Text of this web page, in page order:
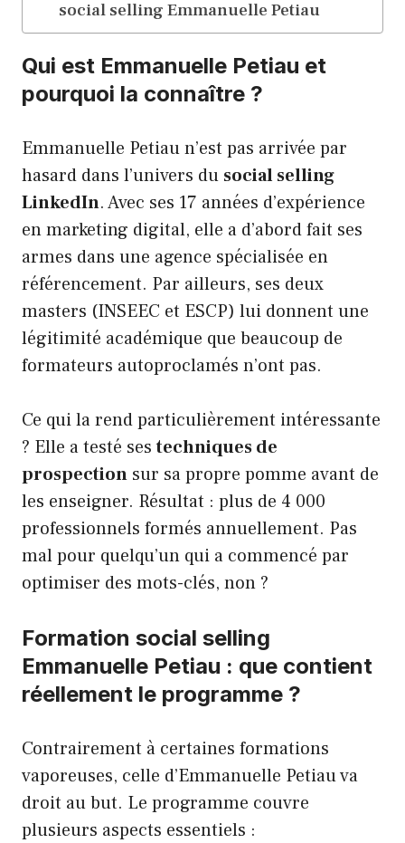
social selling Emmanuelle Petiau
Qui est Emmanuelle Petiau et
pourquoi la connaître ?
Emmanuelle Petiau n’est pas arrivée par
hasard dans l’univers du social selling
LinkedIn. Avec ses 17 années d’expérience
en marketing digital, elle a d’abord fait ses
armes dans une agence spécialisée en
référencement. Par ailleurs, ses deux
masters (INSEEC et ESCP) lui donnent une
légitimité académique que beaucoup de
formateurs autoproclamés n’ont pas.
Ce qui la rend particulièrement intéressante
? Elle a testé sestechniques de
prospection sur sa propre pomme avant de
les enseigner. Résultat : plus de 4 000
professionnels formés annuellement. Pas
mal pour quelqu’un qui a commencé par
optimiser des mots-clés, non ?
Formation social selling
Emmanuelle Petiau : que contient
réellement le programme ?
Contrairement à certaines formations
vaporeuses, celle d’Emmanuelle Petiau va
droit au but. Le programme couvre
plusieurs aspects essentiels :